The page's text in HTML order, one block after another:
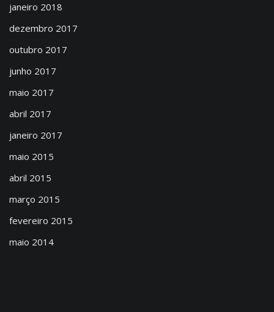
janeiro 2018
dezembro 2017
outubro 2017
junho 2017
maio 2017
abril 2017
janeiro 2017
maio 2015
abril 2015
março 2015
fevereiro 2015
maio 2014